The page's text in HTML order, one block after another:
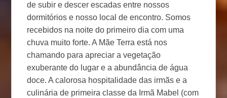
de subir e descer escadas entre nossos
dormitórios e nosso local de encontro. Somos
recebidos na noite do primeiro dia com uma
chuva muito forte. A Mãe Terra está nos
chamando para apreciar a vegetação
exuberante do lugar e a abundância de água
doce. A calorosa hospitalidade das irmãs e a
culinária de primeira classe da Irmã Mabel (com